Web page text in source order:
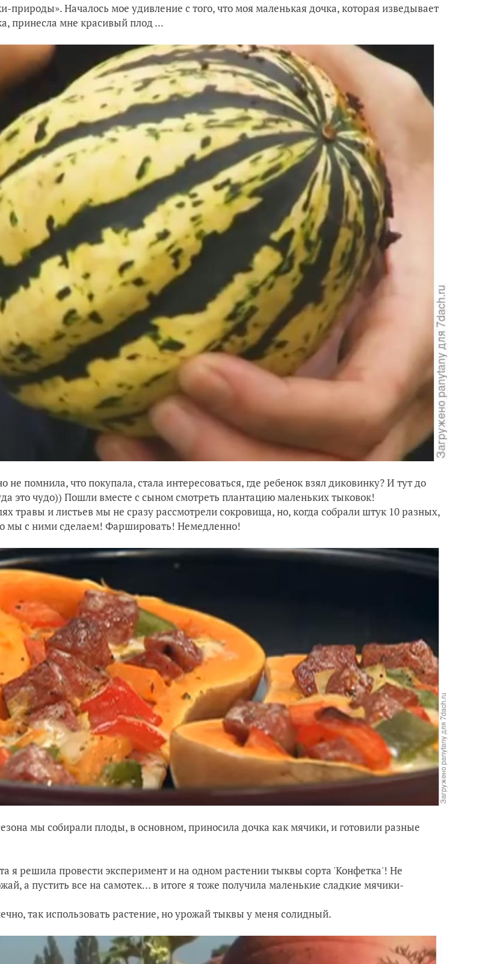
природы». Началось мое удивление с того, что моя маленькая дочка, которая изведывает
принесла мне красивый плод ...
не помнила, что покупала, стала интересоваться, где ребенок взял диковинку? И тут до
это чудо)) Пошли вместе с сыном смотреть плантацию маленьких тыковок!
травы и листьев мы не сразу рассмотрели сокровища, но, когда собрали штук 10 разных,
мы с ними сделаем! Фаршировать! Немедленно!
мы собирали плоды, в основном, приносила дочка как мячики, и готовили разные
я решила провести эксперимент и на одном растении тыквы сорта 'Конфетка'! Не
а пустить все на самотек… в итоге я тоже получила маленькие сладкие мячики-
так использовать растение, но урожай тыквы у меня солидный.